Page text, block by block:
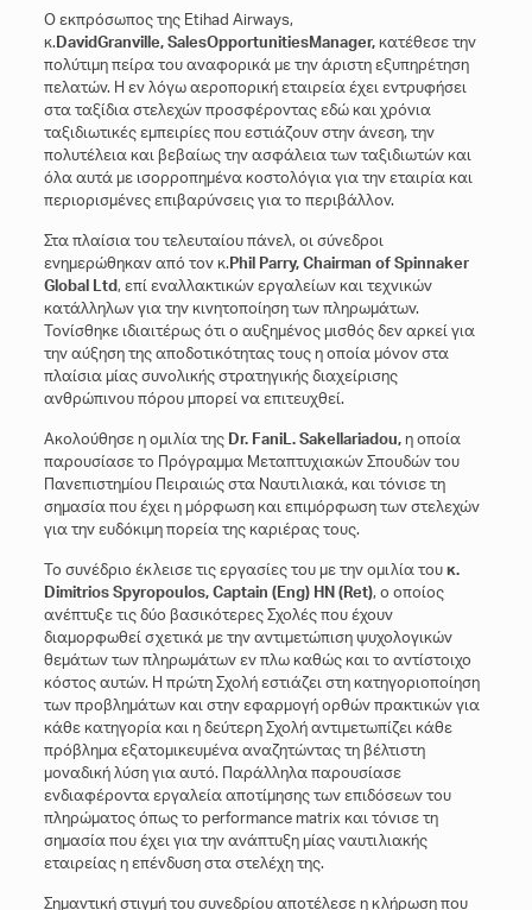
Ο εκπρόσωπος της Etihad Airways,
κ.DavidGranville,SalesOpportunitiesManager,κατέθεσε την
πολύτιμη πείρα του αναφορικά με την άριστη εξυπηρέτηση
πελατών. Η εν λόγω αεροπορική εταιρεία έχει εντρυφήσει
στα ταξίδια στελεχών προσφέροντας εδώ και χρόνια
ταξιδιωτικές εμπειρίες που εστιάζουν στην άνεση, την
πολυτέλεια και βεβαίως την ασφάλεια των ταξιδιωτών και
όλα αυτά με ισορροπημένα κοστολόγια για την εταιρία και
περιορισμένες επιβαρύνσεις για το περιβάλλον.
Στα πλαίσια του τελευταίου πάνελ, οι σύνεδροι
ενημερώθηκαν από τον κ.Phil Parry, Chairman of Spinnaker
Global Ltd, επί εναλλακτικών εργαλείων και τεχνικών
κατάλληλων για την κινητοποίηση των πληρωμάτων.
Τονίσθηκε ιδιαιτέρως ότι ο αυξημένος μισθός δεν αρκεί για
την αύξηση της αποδοτικότητας τους η οποία μόνον στα
πλαίσια μίας συνολικής στρατηγικής διαχείρισης
ανθρώπινου πόρου μπορεί να επιτευχθεί.
Ακολούθησε η ομιλία της Dr. FaniL.Sakellariadou,η οποία
παρουσίασε το Πρόγραμμα Μεταπτυχιακών Σπουδών του
Πανεπιστημίου Πειραιώς στα Ναυτιλιακά, και τόνισε τη
σημασία που έχει η μόρφωση και επιμόρφωση των στελεχών
για την ευδόκιμη πορεία της καριέρας τους.
Το συνέδριο έκλεισε τις εργασίες του με την ομιλία τουκ.
Dimitrios Spyropoulos, Captain (Eng) HN (Ret), ο οποίος
ανέπτυξε τις δύο βασικότερες Σχολές που έχουν
διαμορφωθεί σχετικά με την αντιμετώπιση ψυχολογικών
θεμάτων των πληρωμάτων εν πλω καθώς και το αντίστοιχο
κόστος αυτών. H πρώτη Σχολή εστιάζει στη κατηγοριοποίηση
των προβλημάτων και στην εφαρμογή ορθών πρακτικών για
κάθε κατηγορία και η δεύτερη Σχολή αντιμετωπίζει κάθε
πρόβλημα εξατομικευμένα αναζητώντας τη βέλτιστη
μοναδική λύση για αυτό. Παράλληλα παρουσίασε
ενδιαφέροντα εργαλεία αποτίμησης των επιδόσεων του
πληρώματος όπως το performance matrix και τόνισε τη
σημασία που έχει για την ανάπτυξη μίας ναυτιλιακής
εταιρείας η επένδυση στα στελέχη της.
Σημαντική στιγμή του συνεδρίου αποτέλεσε η κλήρωση που